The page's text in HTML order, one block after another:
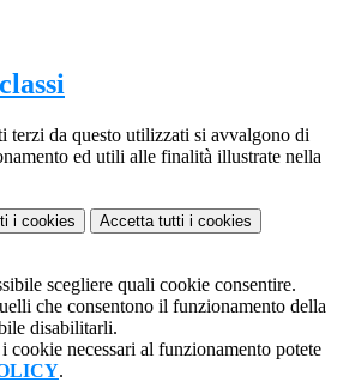
terzi da questo utilizzati si avvalgono di
ed utili alle finalità illustrate nella
i cookies Accetta tutti i cookies
scegliere quali cookie consentire.
che consentono il funzionamento della
disabilitarli.
cookie necessari al funzionamento potete
.